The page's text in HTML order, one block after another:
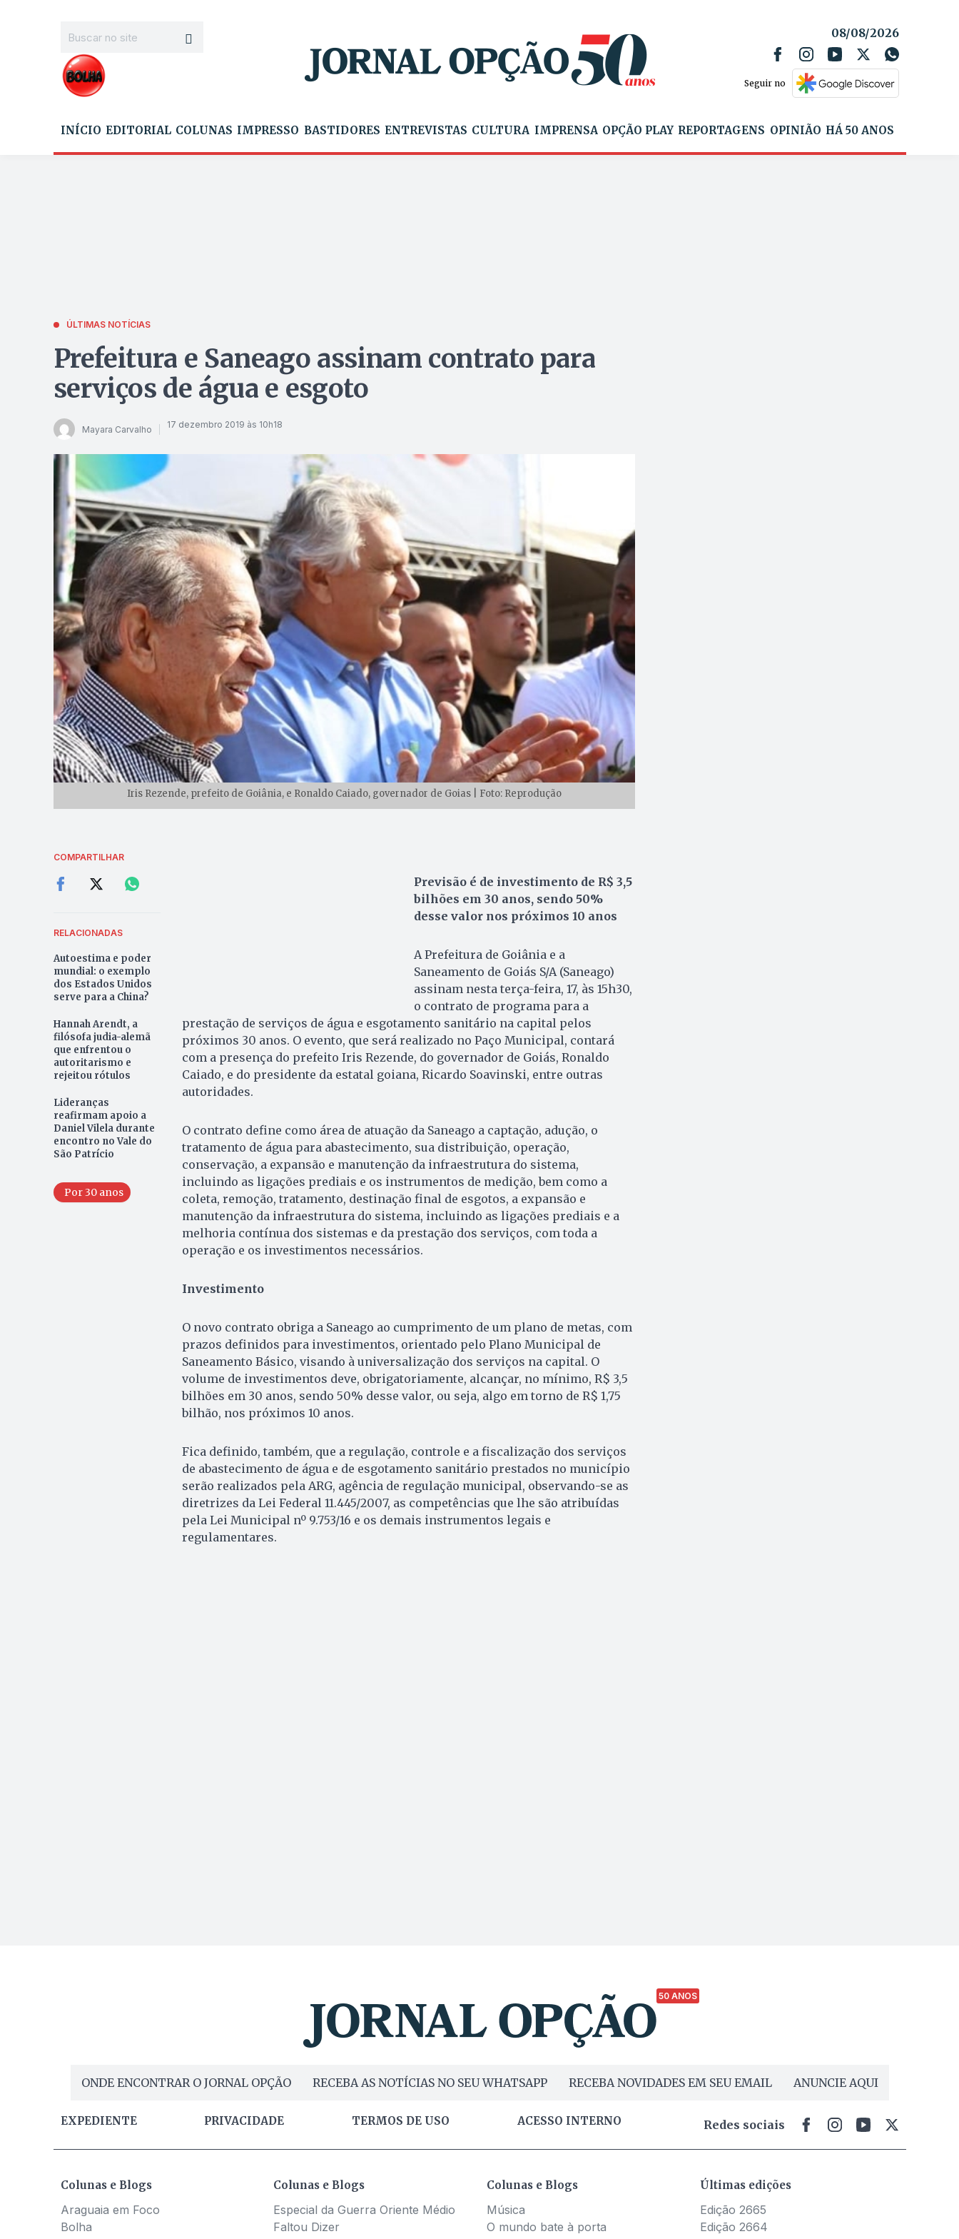
08/08/2026
Seguir no
INÍCIO EDITORIAL COLUNAS IMPRESSO BASTIDORES ENTREVISTAS CULTURA IMPRENSA OPÇÃO PLAY REPORTAGENS OPINIÃO HÁ 50 ANOS
ÚLTIMAS NOTÍCIAS
Prefeitura e Saneago assinam contrato para
serviços de água e esgoto
Mayara Carvalho 17 dezembro 2019 às 10h18
Iris Rezende, prefeito de Goiânia, e Ronaldo Caiado, governador de Goias | Foto: Reprodução
COMPARTILHAR
RELACIONADAS
Autoestima e poder
mundial: o exemplo
dos Estados Unidos
serve para a China?
Hannah Arendt, a
filósofa judia-alemã
que enfrentou o
autoritarismo e
rejeitou rótulos
Lideranças
reafirmam apoio a
Daniel Vilela durante
encontro no Vale do
São Patrício
Por 30 anos
Previsão é de investimento de R$ 3,5
bilhões em 30 anos, sendo 50%
desse valor nos próximos 10 anos
A Prefeitura de Goiânia e a
Saneamento de Goiás S/A (Saneago)
assinam nesta terça-feira, 17, às 15h30,
o contrato de programa para a
prestação de serviços de água e esgotamento sanitário na capital pelos
próximos 30 anos. O evento, que será realizado no Paço Municipal, contará
com a presença do prefeito Iris Rezende, do governador de Goiás, Ronaldo
Caiado, e do presidente da estatal goiana, Ricardo Soavinski, entre outras
autoridades.
O contrato define como área de atuação da Saneago a captação, adução, o
tratamento de água para abastecimento, sua distribuição, operação,
conservação, a expansão e manutenção da infraestrutura do sistema,
incluindo as ligações prediais e os instrumentos de medição, bem como a
coleta, remoção, tratamento, destinação final de esgotos, a expansão e
manutenção da infraestrutura do sistema, incluindo as ligações prediais e a
melhoria contínua dos sistemas e da prestação dos serviços, com toda a
operação e os investimentos necessários.
Investimento
O novo contrato obriga a Saneago ao cumprimento de um plano de metas, com
prazos definidos para investimentos, orientado pelo Plano Municipal de
Saneamento Básico, visando à universalização dos serviços na capital. O
volume de investimentos deve, obrigatoriamente, alcançar, no mínimo, R$ 3,5
bilhões em 30 anos, sendo 50% desse valor, ou seja, algo em torno de R$ 1,75
bilhão, nos próximos 10 anos.
Fica definido, também, que a regulação, controle e a fiscalização dos serviços
de abastecimento de água e de esgotamento sanitário prestados no município
serão realizados pela ARG, agência de regulação municipal, observando-se as
diretrizes da Lei Federal 11.445/2007, as competências que lhe são atribuídas
pela Lei Municipal nº 9.753/16 e os demais instrumentos legais e
regulamentares.
50 ANOS
ONDE ENCONTRAR O JORNAL OPÇÃO RECEBA AS NOTÍCIAS NO SEU WHATSAPP RECEBA NOVIDADES EM SEU EMAIL ANUNCIE AQUI
EXPEDIENTE PRIVACIDADE TERMOS DE USO ACESSO INTERNO Redes sociais
Colunas e Blogs
Araguaia em Foco
Bolha
Colunas e Blogs
Especial da Guerra Oriente Médio
Faltou Dizer
Colunas e Blogs
Música
O mundo bate à porta
Últimas edições
Edição 2665
Edição 2664